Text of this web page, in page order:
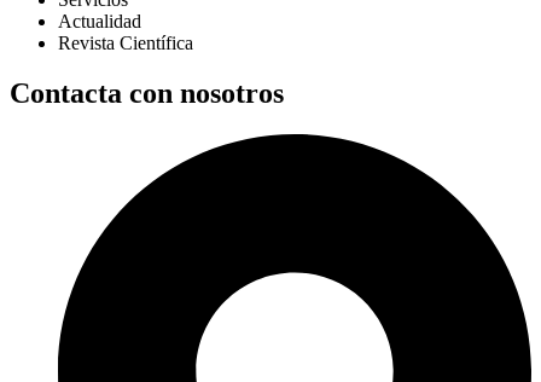
Actualidad
Revista Científica
Contacta con nosotros